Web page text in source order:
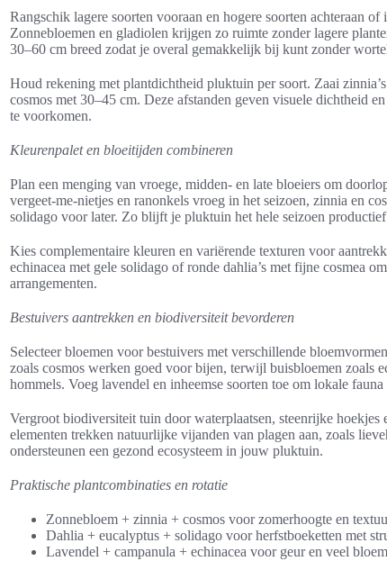
Rangschik lagere soorten vooraan en hogere soorten achteraan
Zonnebloemen en gladiolen krijgen zo ruimte zonder lagere
30–60 cm breed zodat je overal gemakkelijk bij kunt zonder
Houd rekening met plantdichtheid pluktuin per soort. Zaai
cosmos met 30–45 cm. Deze afstanden geven visuele dichtheid
te voorkomen.
Kleurenpalet en bloeitijden combineren
Plan een menging van vroege, midden- en late bloeiers om
vergeet-me-nietjes en ranonkels vroeg in het seizoen, zinnia en
solidago voor later. Zo blijft je pluktuin het hele seizoen
Kies complementaire kleuren en variërende texturen voor
echinacea met gele solidago of ronde dahlia’s met fijne cosmea
arrangementen.
Bestuivers aantrekken en biodiversiteit bevorderen
Selecteer bloemen voor bestuivers met verschillende
zoals cosmos werken goed voor bijen, terwijl buisbloemen zoals
hommels. Voeg lavendel en inheemse soorten toe om lokale fauna
Vergroot biodiversiteit tuin door waterplaatsen, steenrijke hoekjes
elementen trekken natuurlijke vijanden van plagen aan, zoals
ondersteunen een gezond ecosysteem in jouw pluktuin.
Praktische plantcombinaties en rotatie
Zonnebloem + zinnia + cosmos voor zomerhoogte en
Dahlia + eucalyptus + solidago voor herfstboeketten met
Lavendel + campanula + echinacea voor geur en veel